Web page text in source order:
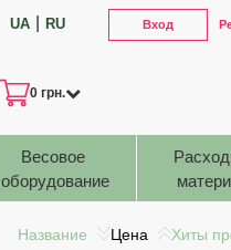
UA RU Вход
0 грн.
Весовое
оборудование
Название Цена Хиты